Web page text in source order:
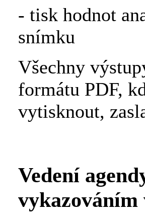
- tisk hodnot
snímku
Všechny
formátu PDF,
vytisknout,
Vedení
vykazováním